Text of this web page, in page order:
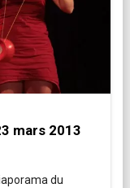
mars 2013
du